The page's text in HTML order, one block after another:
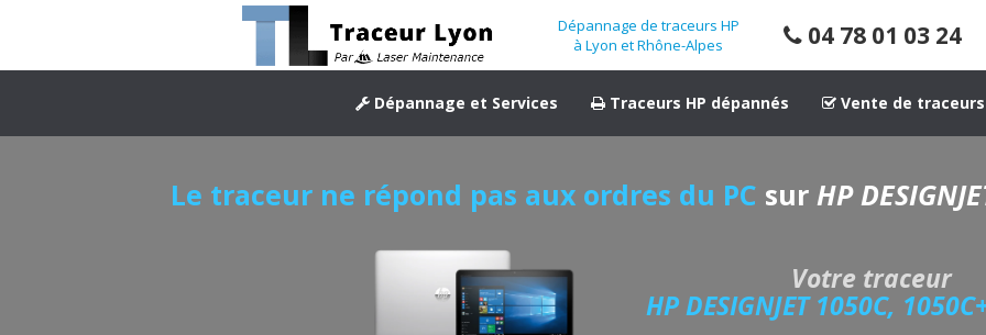
Dépannage de traceurs HP
à Lyon et Rhône-Alpes
04 78 01 03 24
Dépannage et Services Traceurs HP dépannés Vente de traceurs
Le traceur ne répond pas aux ordres du PC sur HP
Votre traceur
HP DESIGNJET 1050C,